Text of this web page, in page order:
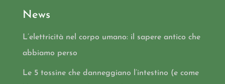
News
L’elettricità nel corpo umano: il sapere antico che
abbiamo perso
Le 5 tossine che danneggiano l’intestino (e come